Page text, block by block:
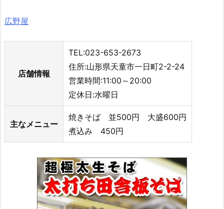
広野屋
店舗情報
TEL:023-653-2673
住所:山形県天童市一日町2-2-24
営業時間:11:00～20:00
定休日:水曜日
主なメニュー
焼きそば 並500円 大盛600円
煮込み 450円